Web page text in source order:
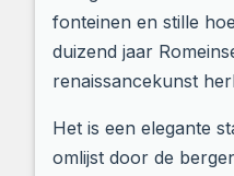
fonteinen en stille
duizend jaar
renaissancekunst
Het is een elegante
omlijst door de